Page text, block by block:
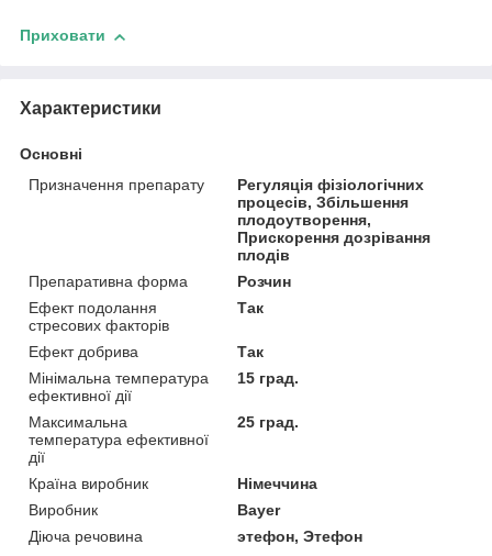
Приховати
Характеристики
Основні
Призначення препарату
Регуляція фізіологічних
процесів, Збільшення
плодоутворення,
Прискорення дозрівання
плодів
Препаративна форма
Розчин
Ефект подолання
стресових факторів
Так
Ефект добрива
Так
Мінімальна температура
ефективної дії
15 град.
Максимальна
температура ефективної
дії
25 град.
Країна виробник
Німеччина
Виробник
Bayer
Діюча речовина
этефон, Этефон